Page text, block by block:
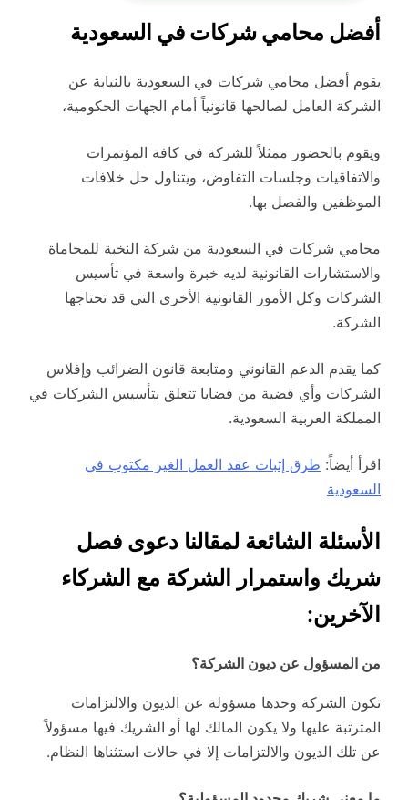
أفضل محامي شركات في السعودية
يقوم أفضل محامي شركات في السعودية بالنيابة عن
الشركة العامل لصالحها قانونياً أمام الجهات الحكومية،
ويقوم بالحضور ممثلاً للشركة في كافة المؤتمرات
والاتفاقيات وجلسات التفاوض، ويتناول حل خلافات
الموظفين والفصل بها.
محامي شركات في السعودية من شركة النخبة للمحاماة
والاستشارات القانونية لديه خبرة واسعة في تأسيس
الشركات وكل الأمور القانونية الأخرى التي قد تحتاجها
الشركة.
كما يقدم الدعم القانوني ومتابعة قانون الضرائب وإفلاس
الشركات وأي قضية من قضايا تتعلق بتأسيس الشركات في
المملكة العربية السعودية.
اقرأ أيضاً: طرق إثبات عقد العمل الغير مكتوب في
السعودية
الأسئلة الشائعة لمقالنا دعوى فصل
شريك واستمرار الشركة مع الشركاء
الآخرين:
من المسؤول عن ديون الشركة؟
تكون الشركة وحدها مسؤولة عن الديون والالتزامات
المترتبة عليها ولا يكون المالك لها أو الشريك فيها مسؤولاً
عن تلك الديون والالتزامات إلا في حالات استثناها النظام.